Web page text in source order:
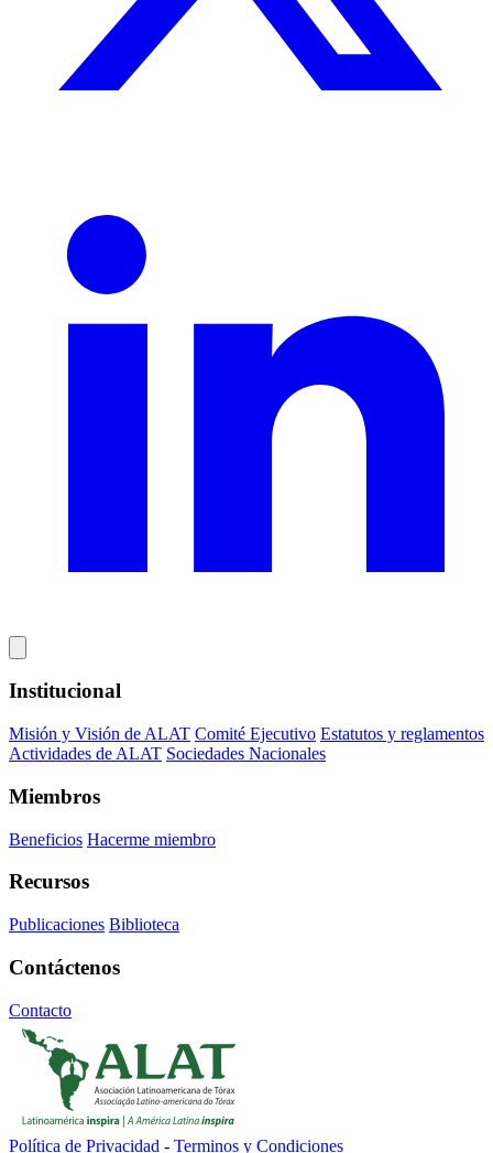
Institucional
Misión y Visión de ALAT Comité Ejecutivo Estatutos y reglamentos
Actividades de ALAT Sociedades Nacionales
Miembros
Beneficios Hacerme miembro
Recursos
Publicaciones Biblioteca
Contáctenos
Contacto
Política de Privacidad - Terminos y Condiciones